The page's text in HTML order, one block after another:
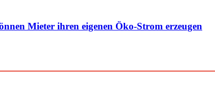
Mieter ihren eigenen Öko-Strom erzeugen